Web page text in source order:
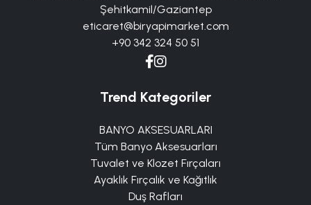
Şehitkamil/Gaziantep
eticaret@biryapimarket.com
+90 342 324 50 51
Trend Kategoriler
BANYO AKSESUARLARI
Tüm Banyo Aksesuarları
Tuvalet ve Klozet Fırçaları
Ayaklık Fırçalık ve Kağıtlık
Duş Rafları